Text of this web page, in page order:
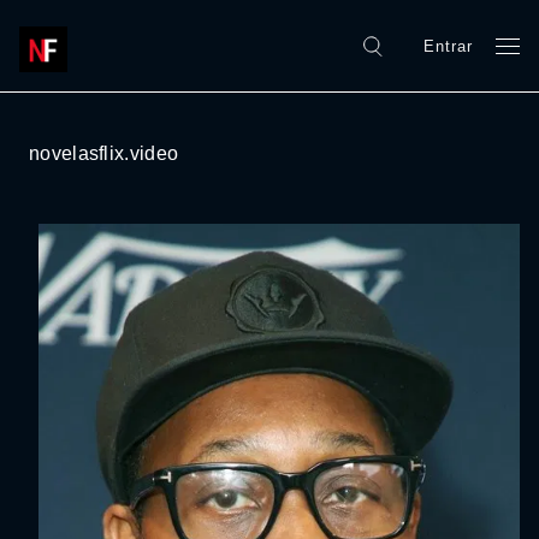
Entrar
novelasflix.video